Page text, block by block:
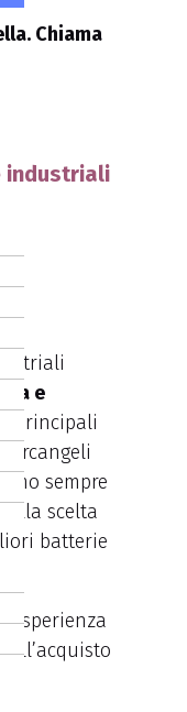
Chiama
industriali
e
principali
Arcangeli
sempre
scelta
batterie
esperienza